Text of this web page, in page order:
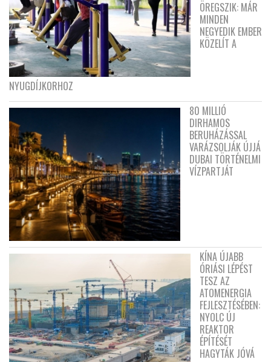
ÖREGSZIK: MÁR
MINDEN
NEGYEDIK EMBER
KÖZELÍT A
NYUGDÍJKORHOZ
80 MILLIÓ
DIRHAMOS
BERUHÁZÁSSAL
VARÁZSOLJÁK ÚJJÁ
DUBAI TÖRTÉNELMI
VÍZPARTJÁT
KÍNA ÚJABB
ÓRIÁSI LÉPÉST
TESZ AZ
ATOMENERGIA
FEJLESZTÉSÉBEN:
NYOLC ÚJ
REAKTOR
ÉPÍTÉSÉT
HAGYTÁK JÓVÁ